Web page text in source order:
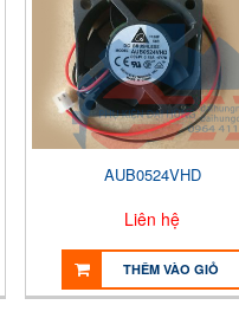
AUB0524VHD
Liên hệ
THÊM VÀO GIỎ